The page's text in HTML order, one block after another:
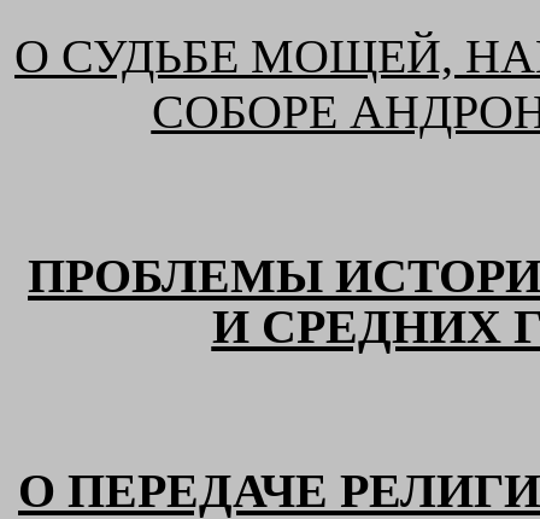
О СУДЬБЕ МОЩЕЙ,
СОБОРЕ
ПРОБЛЕМЫ
И СРЕДНИХ
О ПЕРЕДАЧЕ